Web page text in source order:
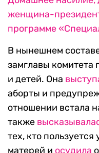
женщина-
программе
В нынешнем
замглавы
и детей. Она
аборты и
отношении встала
также высказывала
тех, кто
матерей и осудила